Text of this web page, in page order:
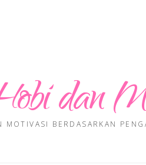
dan
BERDASARKAN